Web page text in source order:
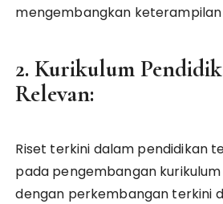
mengembangkan
2. Kurikulum
Relevan:
Riset terkini dalam pendidikan
pada pengembangan
dengan perkembangan terkini